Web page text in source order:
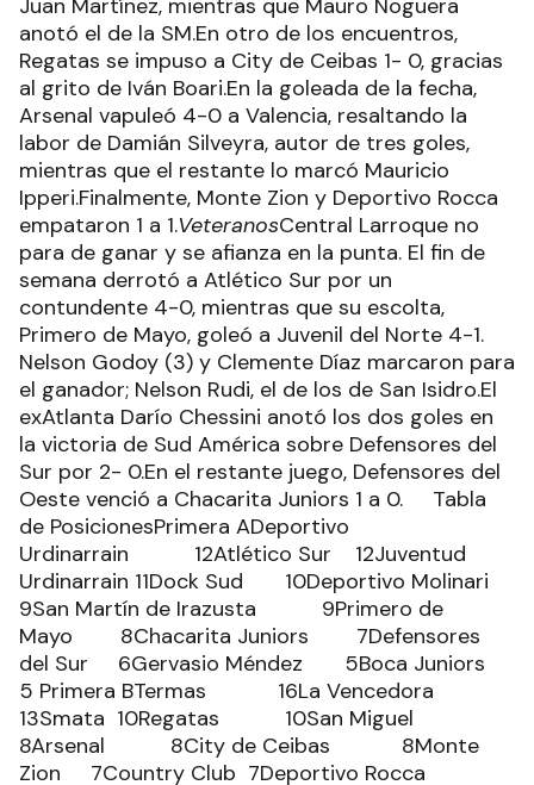
anotó el de la SM.En otro de los encuentros,
Regatas se impuso a City de Ceibas 1- 0, gracias
al grito de Iván Boari.En la goleada de la fecha,
Arsenal vapuleó 4-0 a Valencia, resaltando la
labor de Damián Silveyra, autor de tres goles,
mientras que el restante lo marcó Mauricio
Ipperi.Finalmente, Monte Zion y Deportivo Rocca
empataron 1 a 1.VeteranosCentral Larroque no
para de ganar y se afianza en la punta. El fin de
semana derrotó a Atlético Sur por un
contundente 4-0, mientras que su escolta,
Primero de Mayo, goleó a Juvenil del Norte 4-1.
Nelson Godoy (3) y Clemente Díaz marcaron para
el ganador; Nelson Rudi, el de los de San Isidro.El
exAtlanta Darío Chessini anotó los dos goles en
la victoria de Sud América sobre Defensores del
Sur por 2- 0.En el restante juego, Defensores del
Oeste venció a Chacarita Juniors 1 a 0. Tabla
de PosicionesPrimera ADeportivo
Urdinarrain 12Atlético Sur 12Juventud
Urdinarrain 11Dock Sud 10Deportivo Molinari
9San Martín de Irazusta 9Primero de
Mayo 8Chacarita Juniors 7Defensores
del Sur 6Gervasio Méndez 5Boca Juniors
5 Primera BTermas 16La Vencedora
13Smata 10Regatas 10San Miguel
8Arsenal 8City de Ceibas 8Monte
Zion 7Country Club 7Deportivo Rocca